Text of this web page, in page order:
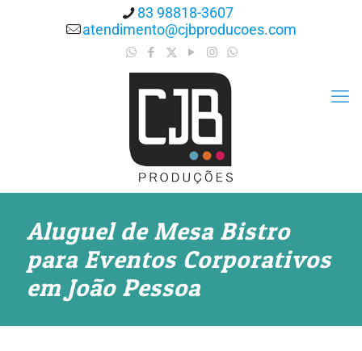
83 98818-3607
atendimento@cjbproducoes.com
Aluguel de Mesa Bistro
para Eventos Corporativos
em João Pessoa